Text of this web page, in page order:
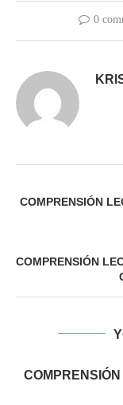
0
COMPRENSIÓN
COMPRENSIÓN